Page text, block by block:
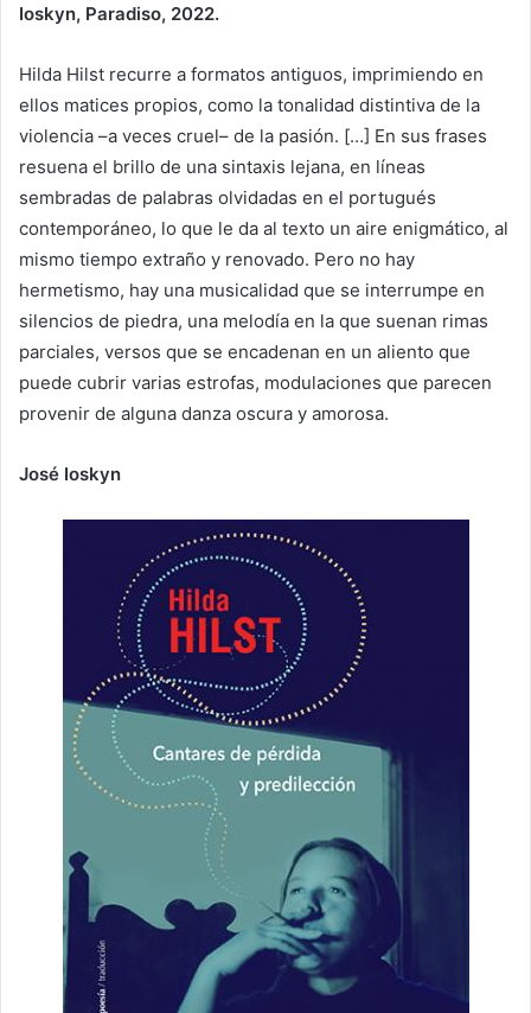
Ioskyn, Paradiso, 2022.
Hilda Hilst recurre a formatos antiguos, imprimiendo en
ellos matices propios, como la tonalidad distintiva de la
violencia –a veces cruel– de la pasión. […] En sus frases
resuena el brillo de una sintaxis lejana, en líneas
sembradas de palabras olvidadas en el portugués
contemporáneo, lo que le da al texto un aire enigmático, al
mismo tiempo extraño y renovado. Pero no hay
hermetismo, hay una musicalidad que se interrumpe en
silencios de piedra, una melodía en la que suenan rimas
parciales, versos que se encadenan en un aliento que
puede cubrir varias estrofas, modulaciones que parecen
provenir de alguna danza oscura y amorosa.
José Ioskyn